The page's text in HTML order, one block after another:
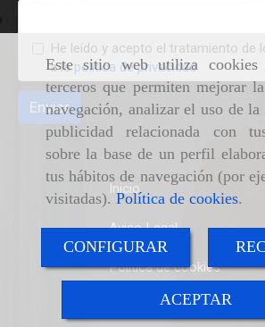
Este sitio web utiliza
terceros que permiten mejorar
navegación, analizar el uso de
publicidad relacionada con
sobre la base de un perfil
tus hábitos de navegación (por
visitadas).Política de cookies.
CONFIGURAR
ACEPTAR
He leído y acepto el tratamiento de
a lapolítica de privacidad
Enviar
Inicio
Aviso Legal
Política de cookies
Política de Privacidad